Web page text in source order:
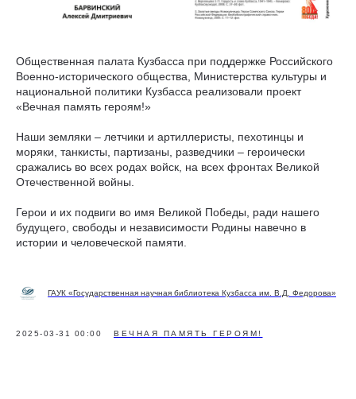
Общественная палата Кузбасса при поддержке Российского
Военно-исторического общества, Министерства культуры и
национальной политики Кузбасса реализовали проект
«Вечная память героям!»
Наши земляки – летчики и артиллеристы, пехотинцы и
моряки, танкисты, партизаны, разведчики – героически
сражались во всех родах войск, на всех фронтах Великой
Отечественной войны.
Герои и их подвиги во имя Великой Победы, ради нашего
будущего, свободы и независимости Родины навечно в
истории и человеческой памяти.
ГАУК «Государственная научная библиотека Кузбасса им. В.Д. Федорова»
2025-03-31 00:00 ВЕЧНАЯ ПАМЯТЬ ГЕРОЯМ!